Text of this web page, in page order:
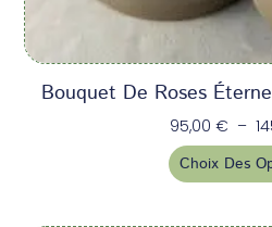
Bouquet De Roses
95,00 € –
Choix Des